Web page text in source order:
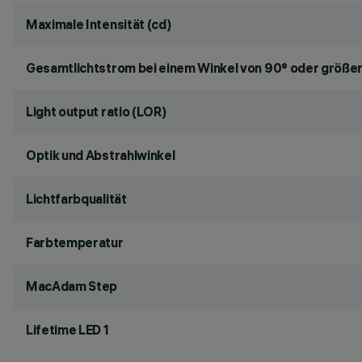
Maximale Intensität (cd)
Gesamtlichtstrom bei einem Winkel von 90° oder
Light output ratio (LOR)
Optik und Abstrahlwinkel
Lichtfarbqualität
Farbtemperatur
MacAdam Step
Lifetime LED 1